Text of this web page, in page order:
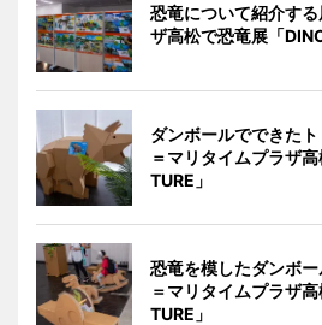
恐竜について紹介す
ザ高松で恐竜展「
ダンボールでできた
＝マリタイムプラザ
TURE」
恐竜を模したダンボ
＝マリタイムプラザ
TURE」